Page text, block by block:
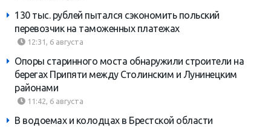
130 тыс. рублей пытался сэкономить польский
перевозчик на таможенных платежах
12:31, 6 августа
Опоры старинного моста обнаружили строители на
берегах Припяти между Столинским и Лунинецким
районами
11:42, 6 августа
В водоемах и колодцах в Брестской области